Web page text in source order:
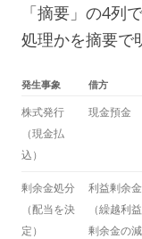
「摘要」の4列
処理かを摘要で
発生事象 借方
株式発行
（現金払
込）
現金預金
剰余金処分
（配当を決
定）
利益剰余金
（繰越利益
剰余金の減